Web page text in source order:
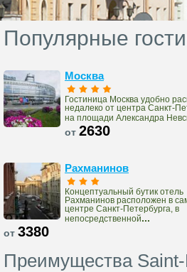
Популярные
Москва
Гостиница Москва удобно
недалеко от центра Санкт-
на площади Александра
от 2630
Рахманинов
Концептуальный бутик отель
Рахманинов расположен в
центре Санкт-Петербурга, в
непосредственной...
от 3380
Преимущества